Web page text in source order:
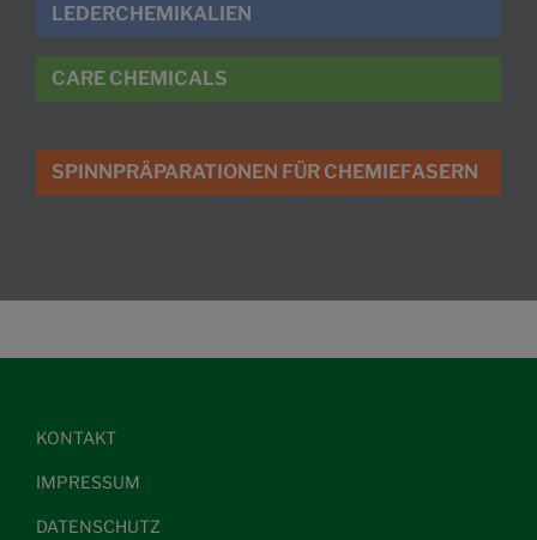
LEDERCHEMIKALIEN
CARE CHEMICALS
SPINNPRÄPARATIONEN FÜR CHEMIEFASERN
KONTAKT
IMPRESSUM
DATENSCHUTZ